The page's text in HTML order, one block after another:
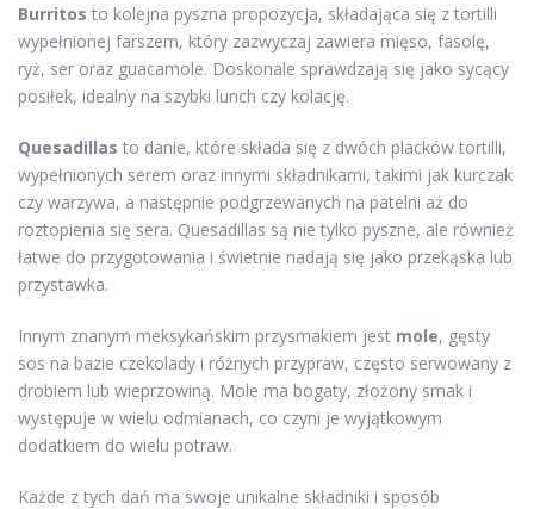
Burritos to kolejna pyszna propozycja, składająca się z tortilli
wypełnionej farszem, który zazwyczaj zawiera mięso, fasolę,
ryż, ser oraz guacamole. Doskonale sprawdzają się jako sycący
posiłek, idealny na szybki lunch czy kolację.
Quesadillas to danie, które składa się z dwóch placków tortilli,
wypełnionych serem oraz innymi składnikami, takimi jak kurczak
czy warzywa, a następnie podgrzewanych na patelni aż do
roztopienia się sera. Quesadillas są nie tylko pyszne, ale również
łatwe do przygotowania i świetnie nadają się jako przekąska lub
przystawka.
Innym znanym meksykańskim przysmakiem jest mole, gęsty
sos na bazie czekolady i różnych przypraw, często serwowany z
drobiem lub wieprzowiną. Mole ma bogaty, złożony smak i
występuje w wielu odmianach, co czyni je wyjątkowym
dodatkiem do wielu potraw.
Każde z tych dań ma swoje unikalne składniki i sposób